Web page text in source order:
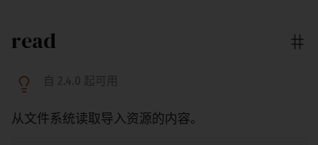
read
自 2.4.0 起可用
从文件系统读取导入资源的内容。